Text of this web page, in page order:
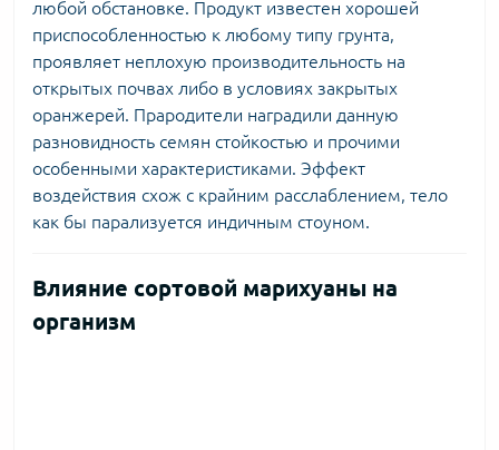
любой обстановке. Продукт известен хорошей
приспособленностью к любому типу грунта,
проявляет неплохую производительность на
открытых почвах либо в условиях закрытых
оранжерей. Прародители наградили данную
разновидность семян стойкостью и прочими
особенными характеристиками. Эффект
воздействия схож с крайним расслаблением, тело
как бы парализуется индичным стоуном.
Влияние сортовой марихуаны на
организм